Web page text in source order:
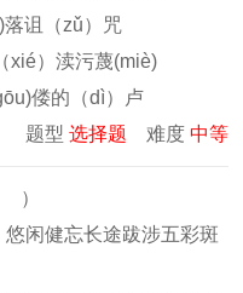
诅（zǔ）咒
xié）渎污蔑(miè)
偻的（dì）卢
题型 选择题 难度 中等
）
悠闲健忘长途跋涉五彩斑